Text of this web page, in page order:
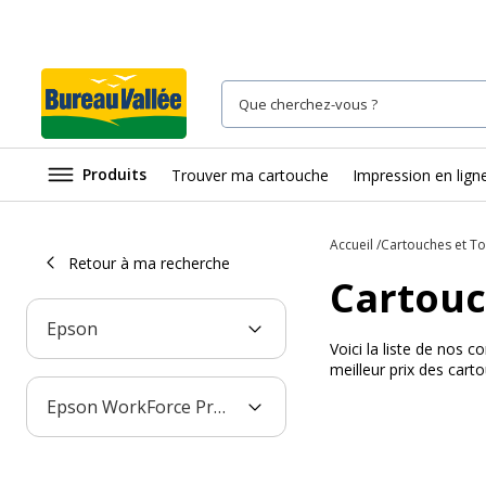
Produits Trouver ma cartouche Impression en
Retour à ma recherche
Epson
Epson WorkForce Pro WF-C5710DWF
Accueil Cartouches et
Voici la liste de nos
meilleur prix des